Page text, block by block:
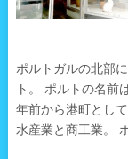
ポルトガルの北部
ト。 ポルトの名前
年前から港町とし
水産業と商工業。